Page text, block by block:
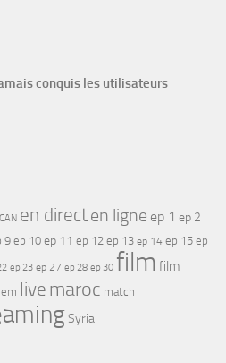
conquis les utilisateurs
CAN en directen ligne ep 1 ep 2
9 ep 10 ep 11 ep 12 ep 13 ep 14 ep 15 ep
ep 23 ep 27 ep 28 ep 30 film film
live maroc match
Syria